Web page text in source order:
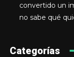
convertido un
no sabe qué
Categorías